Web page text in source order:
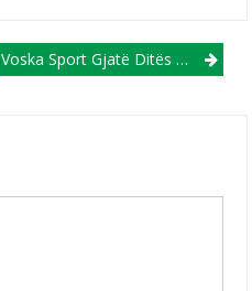
Voska Sport Gjatë Ditës Së Sotme Prezanton Një Sulmues Nga Gambia!